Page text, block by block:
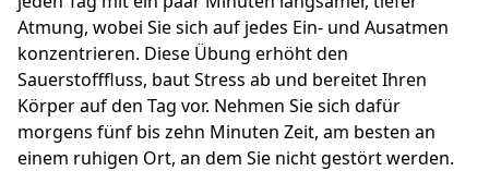
Atmung, wobei Sie sich auf jedes Ein- und Ausatmen
konzentrieren. Diese Übung erhöht den
Sauerstofffluss, baut Stress ab und bereitet Ihren
Körper auf den Tag vor. Nehmen Sie sich dafür
morgens fünf bis zehn Minuten Zeit, am besten an
einem ruhigen Ort, an dem Sie nicht gestört werden.